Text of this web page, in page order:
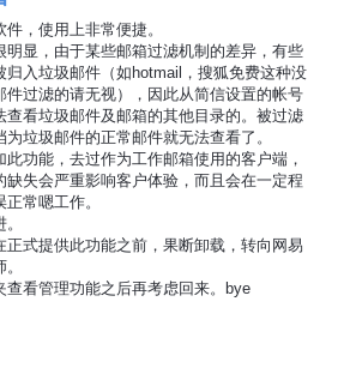
件，使用上非常便捷。
明显，由于某些邮箱过滤机制的差异，有些
归入垃圾邮件（如hotmail，搜狐免费这种没
件过滤的请无视），因此从简信设置的帐号
查看垃圾邮件及邮箱的其他目录的。被过滤
为垃圾邮件的正常邮件就无法查看了。
此功能，去过作为工作邮箱使用的客户端，
缺失会严重影响客户体验，而且会在一定程
正常嗯工作。
正式提供此功能之前，果断卸载，转向网易
查看管理功能之后再考虑回来。bye